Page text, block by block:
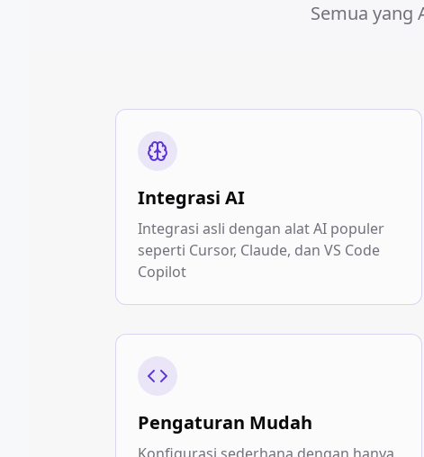
Semua yang
Integrasi AI
Integrasi asli dengan alat AI populer
seperti Cursor, Claude, dan VS Code
Copilot
Pengaturan Mudah